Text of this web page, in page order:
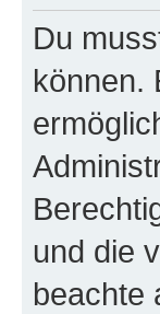
Du
können.
und die
beachte